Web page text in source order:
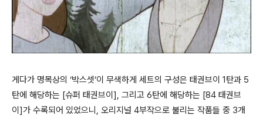
게다가 명목상의 ‘박스셋’이 무색하게 세트의 구성은 태권브이 1탄과 5
탄에 해당하는 [슈퍼 태권브이], 그리고 6탄에 해당하는 [84 태권브
이]가 수록되어 있었으니, 오리지널 4부작으로 불리는 작품들 중 3개